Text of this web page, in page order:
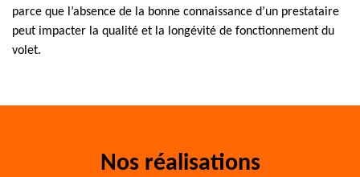
parce que l’absence de la bonne connaissance d’un prestataire
peut impacter la qualité et la longévité de fonctionnement du
volet.
Nos réalisations